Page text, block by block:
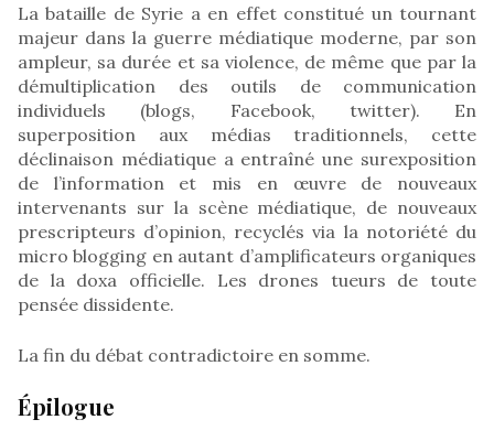
La bataille de Syrie a en effet constitué un tournant
majeur dans la guerre médiatique moderne, par son
ampleur, sa durée et sa violence, de même que par la
démultiplication des outils de communication
individuels (blogs, Facebook, twitter). En
superposition aux médias traditionnels, cette
déclinaison médiatique a entraîné une surexposition
de l’information et mis en œuvre de nouveaux
intervenants sur la scène médiatique, de nouveaux
prescripteurs d’opinion, recyclés via la notoriété du
micro blogging en autant d’amplificateurs organiques
de la doxa officielle. Les drones tueurs de toute
pensée dissidente.
La fin du débat contradictoire en somme.
Épilogue